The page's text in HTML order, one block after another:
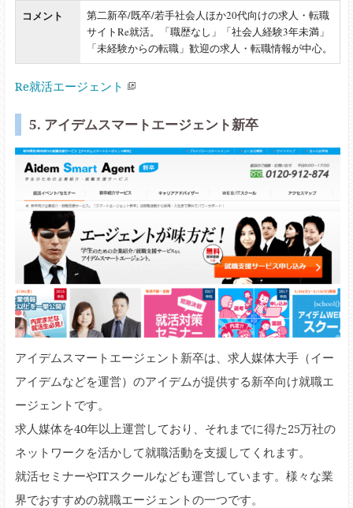
コメント
第二新卒/既卒/若手社会人ほか20代向けの求人・転職
サイトRe就活。「職歴なし」「社会人経験3年未満」
「未経験からの転職」歓迎の求人・転職情報が中心。
Re就活エージェント
5. アイデムスマートエージェント新卒
アイデムスマートエージェント新卒は、求人媒体大手（イー
アイデムなどを運営）のアイデムが提供する新卒向け就職エ
ージェントです。
求人媒体を40年以上運営しており、それまでに得た25万社の
ネットワークを活かして就職活動を支援してくれます。
就活セミナーやITスクールなども運営しています。様々な業
界でおすすめの就職エージェントの一つです。